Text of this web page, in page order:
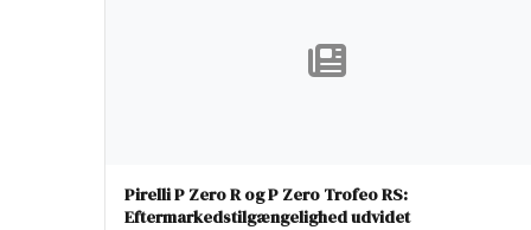
Pirelli P Zero R og P Zero Trofeo RS:
Eftermarkedstilgængelighed udvidet